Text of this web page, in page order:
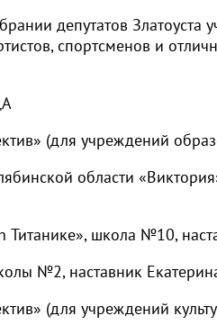
депутатов Златоуста
спортсменов и
(для учреждений
области
школа №10,
№2, наставник
(для учреждений